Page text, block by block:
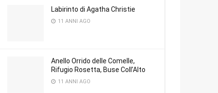
Labirinto di Agatha Christie
11 ANNI AGO
Anello Orrido delle Comelle,
Rifugio Rosetta, Buse Coll’Alto
11 ANNI AGO